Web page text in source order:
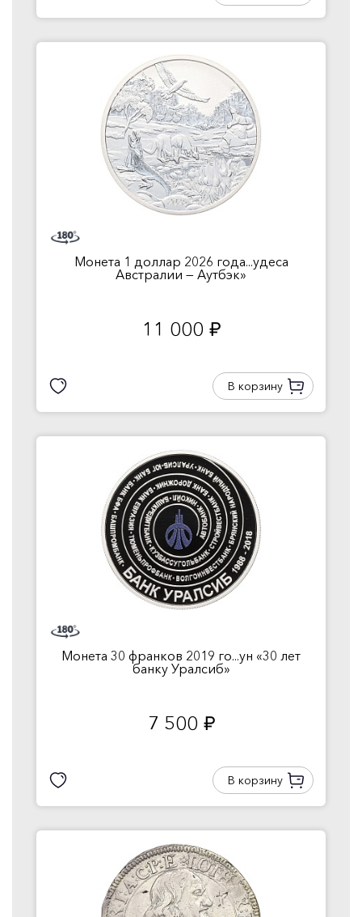
Монета 1 доллар 2026 года...удеса
Австралии — Аутбэк»
11 000 руб.
В корзину
Монета 30 франков 2019 го...ун «30 лет
банку Уралсиб»
7 500 руб.
В корзину